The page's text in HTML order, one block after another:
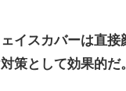
イスカバーは直接
策として効果的だ。